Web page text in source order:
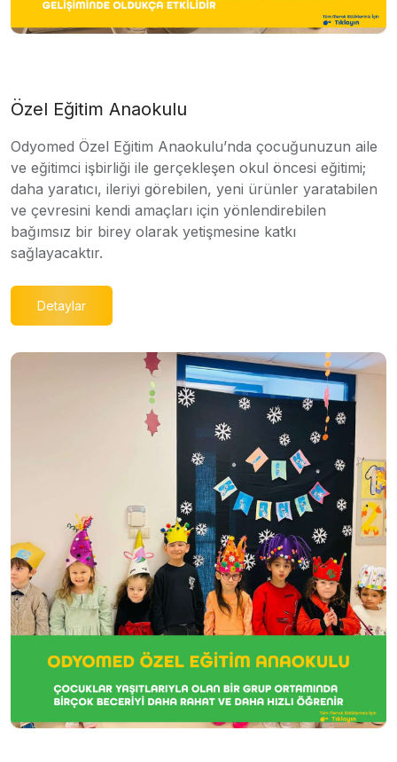
Özel Eğitim Anaokulu
Odyomed Özel Eğitim Anaokulu’nda çocuğunuzun aile
ve eğitimci işbirliği ile gerçekleşen okul öncesi eğitimi;
daha yaratıcı, ileriyi görebilen, yeni ürünler yaratabilen
ve çevresini kendi amaçları için yönlendirebilen
bağımsız bir birey olarak yetişmesine katkı
sağlayacaktır.
Detaylar